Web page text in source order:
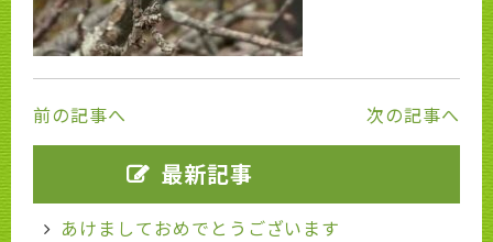
前の記事へ 次の記事へ
最新記事
あけましておめでとうございます